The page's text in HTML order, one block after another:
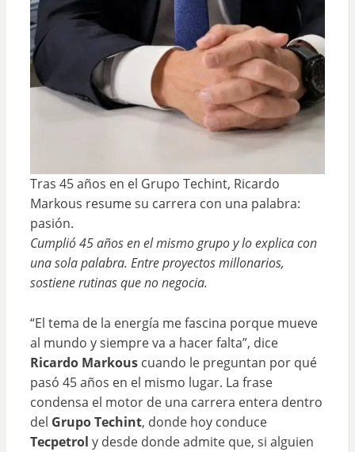
Tras 45 años en el Grupo Techint, Ricardo
Markous resume su carrera con una palabra:
pasión.
Cumplió 45 años en el mismo grupo y lo explica con
una sola palabra. Entre proyectos millonarios,
sostiene rutinas que no negocia.
“El tema de la energía me fascina porque mueve
al mundo y siempre va a hacer falta”, dice
Ricardo Markouscuando le preguntan por qué
pasó 45 años en el mismo lugar. La frase
condensa el motor de una carrera entera dentro
del Grupo Techint, donde hoy conduce
Tecpetrol y desde donde admite que, si alguien